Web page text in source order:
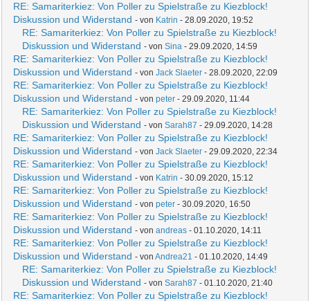
RE: Samariterkiez: Von Poller zu Spielstraße zu Kiezblock!
Diskussion und Widerstand - von Katrin - 28.09.2020, 19:52
RE: Samariterkiez: Von Poller zu Spielstraße zu Kiezblock!
Diskussion und Widerstand - vonSina - 29.09.2020, 14:59
RE: Samariterkiez: Von Poller zu Spielstraße zu Kiezblock!
Diskussion und Widerstand - vonJack Slaeter - 28.09.2020, 22:09
RE: Samariterkiez: Von Poller zu Spielstraße zu Kiezblock!
Diskussion und Widerstand - vonpeter - 29.09.2020, 11:44
RE: Samariterkiez: Von Poller zu Spielstraße zu Kiezblock!
Diskussion und Widerstand - vonSarah87 - 29.09.2020, 14:28
RE: Samariterkiez: Von Poller zu Spielstraße zu Kiezblock!
Diskussion und Widerstand - vonJack Slaeter - 29.09.2020, 22:34
RE: Samariterkiez: Von Poller zu Spielstraße zu Kiezblock!
Diskussion und Widerstand - von Katrin - 30.09.2020, 15:12
RE: Samariterkiez: Von Poller zu Spielstraße zu Kiezblock!
Diskussion und Widerstand - vonpeter - 30.09.2020, 16:50
RE: Samariterkiez: Von Poller zu Spielstraße zu Kiezblock!
Diskussion und Widerstand - vonandreas - 01.10.2020, 14:11
RE: Samariterkiez: Von Poller zu Spielstraße zu Kiezblock!
Diskussion und Widerstand - vonAndrea21 - 01.10.2020, 14:49
RE: Samariterkiez: Von Poller zu Spielstraße zu Kiezblock!
Diskussion und Widerstand - vonSarah87 - 01.10.2020, 21:40
RE: Samariterkiez: Von Poller zu Spielstraße zu Kiezblock!